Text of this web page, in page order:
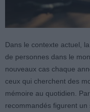
Dans le contexte actuel,
de personnes dans le
nouveaux cas chaque
ceux qui cherchent des
mémoire au quotidien.
recommandés figurent